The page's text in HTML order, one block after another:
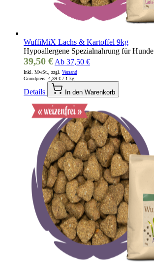
WuffiMiX Lachs & Kartoffel 9kg
Hypoallergene Spezialnahrung für Hunde
39,50 € Ab 37,50 €
Inkl. MwSt., zzgl. Versand
Grundpreis: 4,39 € / 1 kg
Details In den Warenkorb